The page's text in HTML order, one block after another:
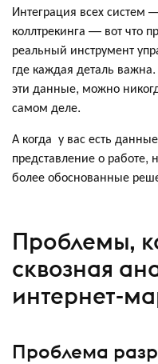
Интеграция всех
коллтрекинга — вот что
реальный инструмент
где каждая деталь
эти данные, можно
самом деле.
А когда у вас есть
представление о
более обоснованные
Проблемы,
сквозная
интернет-
Проблема